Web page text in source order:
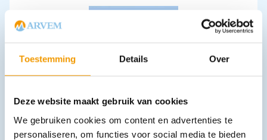
Toestemming Details Over
Deze website maakt gebruik van cookies
We gebruiken cookies om content en advertenties te
personaliseren, om functies voor social media te bieden
€5,98 incl. btw
In winkelwagen